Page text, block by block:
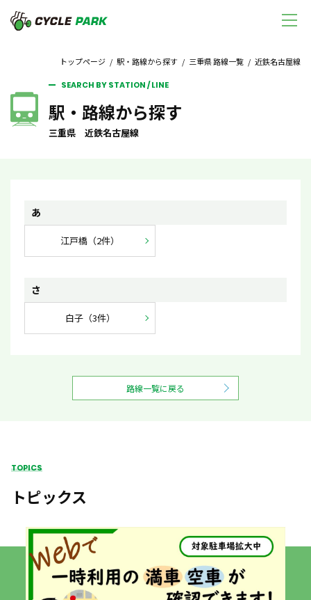
トップページ / 駅・路線から探す / 三重県 路線一覧 / 近鉄名古屋線
SEARCH BY STATION / LINE
駅・路線から探す
三重県 近鉄名古屋線
あ
江戸橋（2件）
さ
白子（3件）
路線一覧に戻る
TOPICS
トピックス